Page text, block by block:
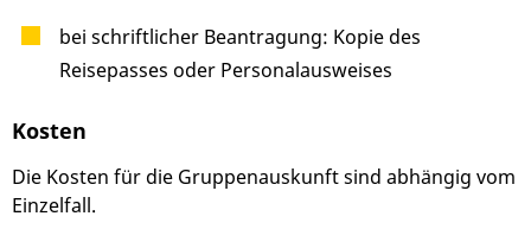
bei schriftlicher Beantragung: Kopie des
Reisepasses oder Personalausweises
Kosten
Die Kosten für die Gruppenauskunft sind abhängig vom
Einzelfall.